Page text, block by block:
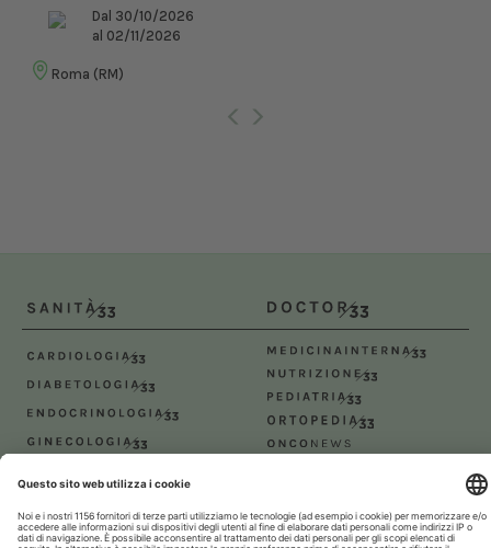
Dal 30/10/2026
al 02/11/2026
Roma (RM)